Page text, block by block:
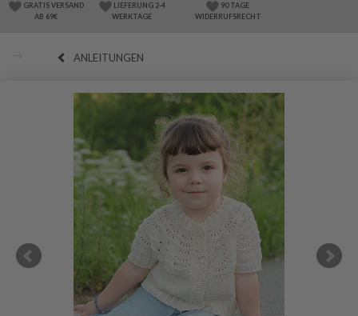
GRATIS VERSAND
AB 69€
LIEFERUNG 2-4
WERKTAGE
90 TAGE
WIDERRUFSRECHT
ANLEITUNGEN